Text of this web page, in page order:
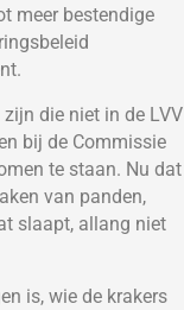
meer bestendige
die niet in de LVV
bij de Commissie
te staan. Nu dat
van panden,
slaapt, allang niet
is, wie de krakers